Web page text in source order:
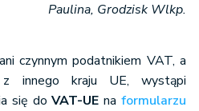
Paulina, Grodzisk Wlkp.
czynnym podatnikiem VAT, a
innego kraju UE, wystąpi
się do VAT-UE naformularzu